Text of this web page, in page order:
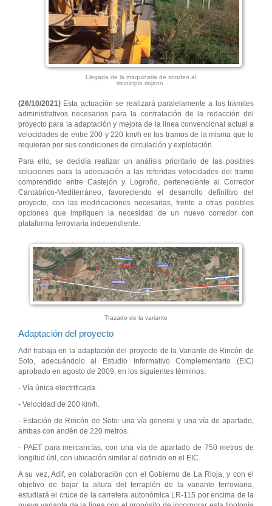
Llegada de la maquinaria de sondeo al
municipio riojano.
(26/10/2021) Esta actuación se realizará paralelamente a los trámites
administrativos necesarios para la contratación de la redacción del
proyecto para la adaptación y mejora de la línea convencional actual a
velocidades de entre 200 y 220 km/h en los tramos de la misma que lo
requieran por sus condiciones de circulación y explotación.
Para ello, se decidía realizar un análisis prioritario de las posibles
soluciones para la adecuación a las referidas velocidades del tramo
comprendido entre Castejón y Logroño, perteneciente al Corredor
Cantábrico-Mediterráneo, favoreciendo el desarrollo definitivo del
proyecto, con las modificaciones necesarias, frente a otras posibles
opciones que impliquen la necesidad de un nuevo corredor con
plataforma ferroviaria independiente.
Trazado de la variante
Adaptación del proyecto
Adif trabaja en la adaptación del proyecto de la Variante de Rincón de
Soto, adecuándolo al Estudio Informativo Complementario (EIC)
aprobado en agosto de 2009, en los siguientes términos:
- Vía única electrificada.
- Velocidad de 200 km/h.
- Estación de Rincón de Soto: una vía general y una vía de apartado,
ambas con andén de 220 metros.
- PAET para mercancías, con una vía de apartado de 750 metros de
longitud útil, con ubicación similar al definido en el EIC.
A su vez, Adif, en colaboración con el Gobierno de La Rioja, y con el
objetivo de bajar la altura del terraplén de la variante ferroviaria,
estudiará el cruce de la carretera autonómica LR-115 por encima de la